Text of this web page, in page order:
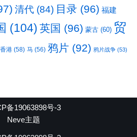
清代 (84) 目录 (96) 福建
(104) 英国 (96) 蒙古 (60) 贸
香港 (58) 马 (56) 鸦片 (92) 鸦片战争 (53)
备19063898号-3
Neve主题